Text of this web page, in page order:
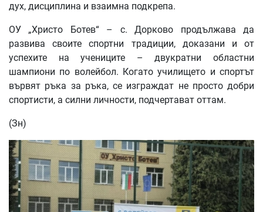
дух, дисциплина и взаимна подкрепа.
ОУ „Христо Ботев“ – с. Дорково продължава да
развива своите спортни традиции, доказани и от
успехите на учениците – двукратни областни
шампиони по волейбол. Когато училището и спортът
вървят ръка за ръка, се изграждат не просто добри
спортисти, а силни личности, подчертават оттам.
(Зн)